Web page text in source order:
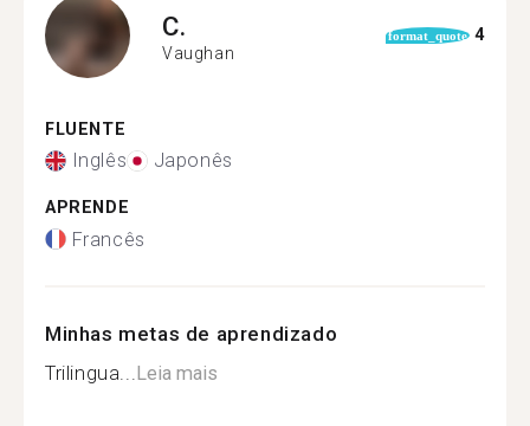
C.
Vaughan
format_quote 4
FLUENTE
Inglês Japonês
APRENDE
Francês
Minhas metas de aprendizado
Trilingua... Leia mais